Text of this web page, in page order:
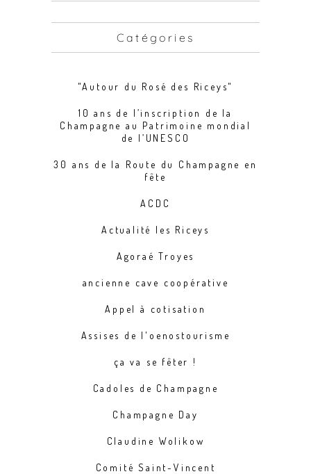
Catégories
"Autour du Rosé des Riceys"
10 ans de l’inscription de la
Champagne au Patrimoine mondial
de l’UNESCO
30 ans de la Route du Champagne en
fête
ACDC
Actualité les Riceys
Agoraé Troyes
ancienne cave coopérative
Appel à cotisation
Assises de l'oenostourisme
ça va se fêter !
Cadoles de Champagne
Champagne Day
Claudine Wolikow
Comité Saint-Vincent